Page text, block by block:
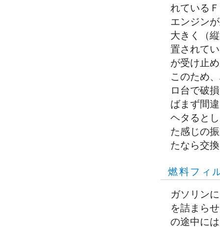
れている
エンジン
大きく（
置されて
が受け止
このため
ロ台で破
ばまず間
ヘタると
た感じの
たなら交
燃料フィ
ガソリン
を詰まら
の途中に